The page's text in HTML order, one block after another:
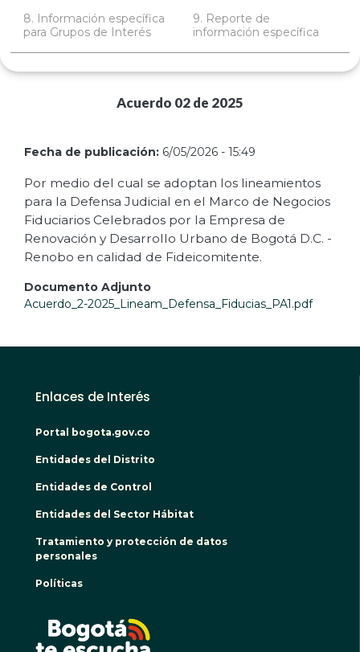
8. Información específica
para Grupos de Interés
9. Reporte de
información específica
Acuerdo 02 de 2025
Fecha de publicación: 6/05/2026 - 15:49
Por medio del cual se adoptan los lineamientos
para la Defensa Judicial en el Marco de Negocios
Fiduciarios Celebrados por la Empresa de
Renovación y Desarrollo Urbano de Bogotá D.C. -
Renobo en calidad de Fideicomitente.
Documento Adjunto
Acuerdo_2-2025_Lineam_Defensa_Fiducias_PA1.pdf
Enlaces de Interés
Portal bogota.gov.co
Entidades del Distrito
Entidades de Control
Entidades del Sector Hábitat
Tratamiento y protección de datos
personales
Políticas